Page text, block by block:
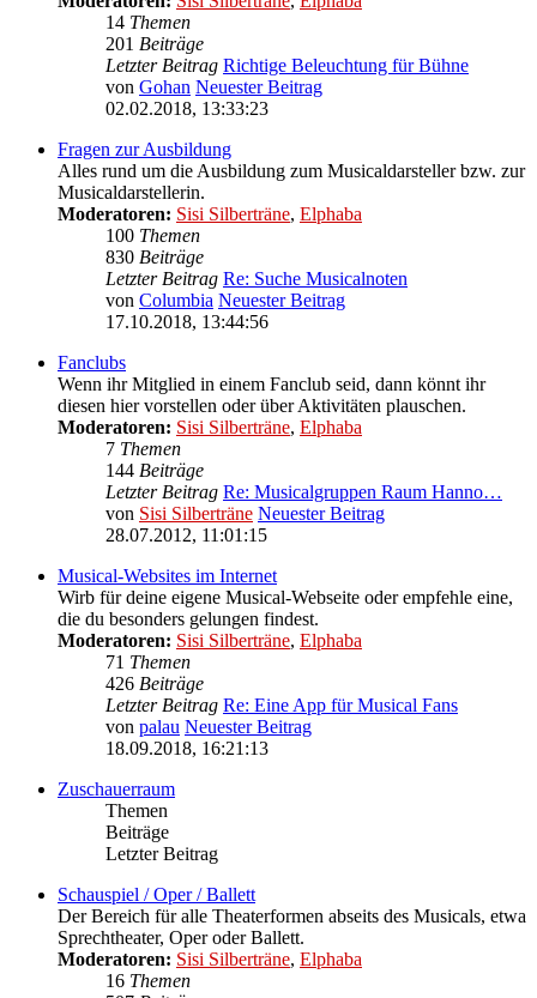
14 Themen
201 Beiträge
Letzter Beitrag Richtige Beleuchtung für Bühne
von Gohan Neuester Beitrag
02.02.2018, 13:33:23
Fragen zur Ausbildung
Alles rund um die Ausbildung zum Musicaldarsteller bzw. zur
Musicaldarstellerin.
Moderatoren: Sisi Silberträne, Elphaba
100 Themen
830 Beiträge
Letzter Beitrag Re: Suche Musicalnoten
von Columbia Neuester Beitrag
17.10.2018, 13:44:56
Fanclubs
Wenn ihr Mitglied in einem Fanclub seid, dann könnt ihr
diesen hier vorstellen oder über Aktivitäten plauschen.
Moderatoren: Sisi Silberträne, Elphaba
7 Themen
144 Beiträge
Letzter Beitrag Re: Musicalgruppen Raum Hanno…
von Sisi Silberträne Neuester Beitrag
28.07.2012, 11:01:15
Musical-Websites im Internet
Wirb für deine eigene Musical-Webseite oder empfehle eine,
die du besonders gelungen findest.
Moderatoren: Sisi Silberträne, Elphaba
71 Themen
426 Beiträge
Letzter Beitrag Re: Eine App für Musical Fans
von palau Neuester Beitrag
18.09.2018, 16:21:13
Zuschauerraum
Themen
Beiträge
Letzter Beitrag
Schauspiel / Oper / Ballett
Der Bereich für alle Theaterformen abseits des Musicals, etwa
Sprechtheater, Oper oder Ballett.
Moderatoren: Sisi Silberträne, Elphaba
16 Themen